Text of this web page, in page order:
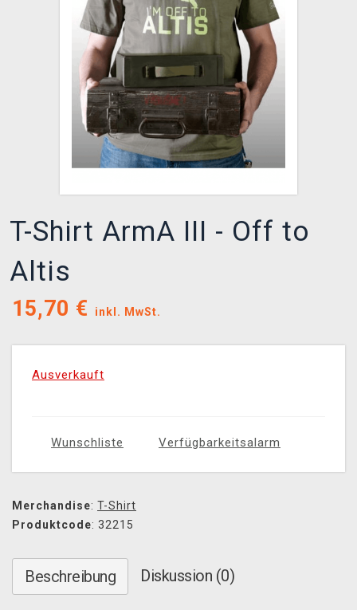
XZONE CLUB
T-Shirt ArmA III - Off to
Altis
15,70 € inkl. MwSt.
Ausverkauft
Wunschliste Verfügbarkeitsalarm
Merchandise: T-Shirt
Produktcode: 32215
Beschreibung Diskussion (0)